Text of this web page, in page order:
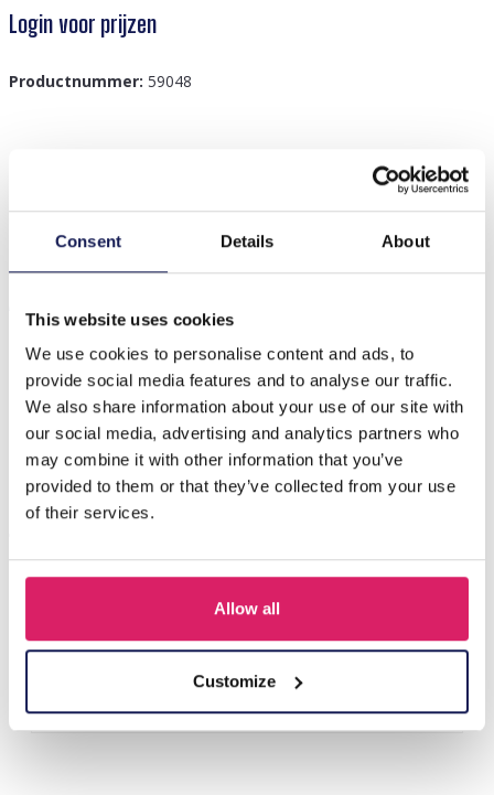
Consent Details About
This website uses cookies
We use cookies to personalise content and ads, to
provide social media features and to analyse our traffic.
We also share information about your use of our site with
our social media, advertising and analytics partners who
may combine it with other information that you’ve
provided to them or that they’ve collected from your use
of their services.
Allow all
Customize
Login voor prijzen
Productnummer: 59048
I-B18.3 H717-003 Hair Elastics Bear 2pcs Blue
T-L8.1 KY615-156 Keychain Bear Christmas 11.5cm - 1pc
Login voor prijzen
Details